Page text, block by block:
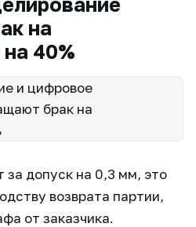
на
40%
за допуск на 0,3 мм, это
возврата партии,
от заказчика.